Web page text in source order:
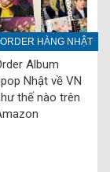
ORDER HÀNG NHẬT
Album
Nhật về VN
thế nào trên